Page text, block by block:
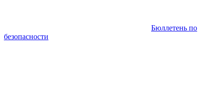
Бюллетень по
безопасности